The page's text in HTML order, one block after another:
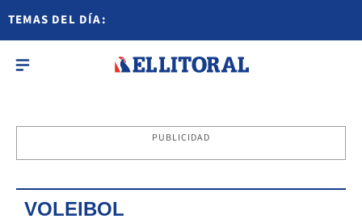
TEMAS DEL DÍA:
PUBLICIDAD
VOLEIBOL